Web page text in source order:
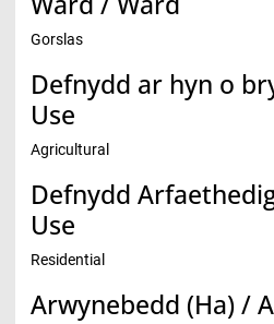
Gorslas
Defnydd ar hyn o
Use
Agricultural
Defnydd
Use
Residential
Arwynebedd (Ha) /